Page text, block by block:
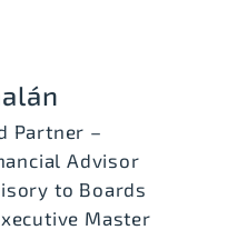
Partner –
Advisor
to Boards
Master